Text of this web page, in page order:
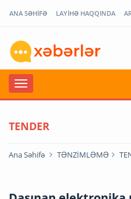
ANA SƏHİFƏ LAYİHƏ HAQQINDA
TENDER
Ana Səhifə TƏNZİMLƏMƏ